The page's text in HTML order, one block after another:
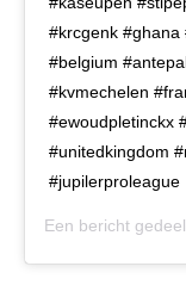
#krcgenk #ghana
#belgium
#kvmechelen
#ewoudpletinckx
#unitedkingdom
#jupilerproleague
Een bericht